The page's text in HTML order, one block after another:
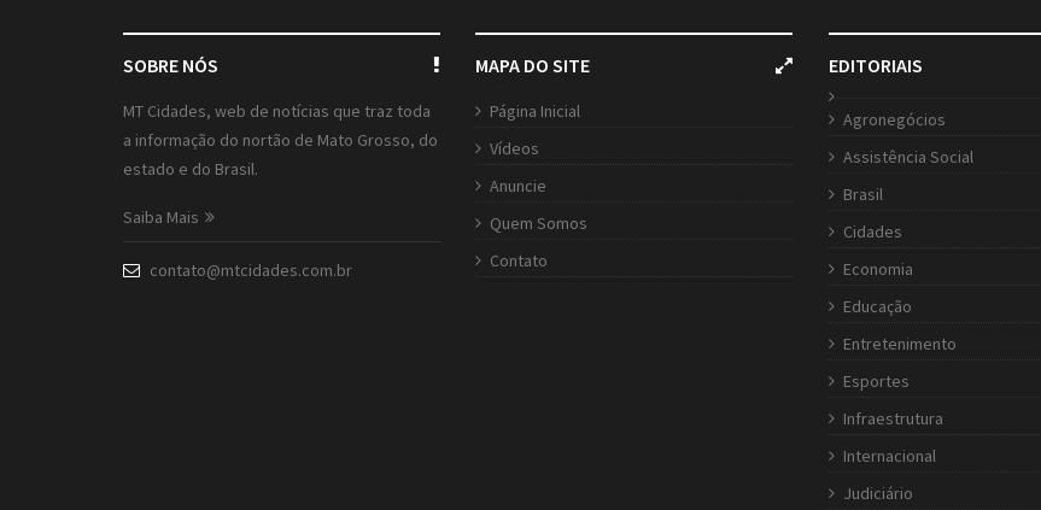
SOBRE NÓS
MT Cidades, web de notícias que traz toda
a informação do nortão de Mato Grosso, do
estado e do Brasil.
Saiba Mais
contato@mtcidades.com.br
MAPA DO SITE
Página Inicial
Vídeos
Anuncie
Quem Somos
Contato
EDITORIAIS
Agronegócios
Assistência Social
Brasil
Cidades
Economia
Educação
Entretenimento
Esportes
Infraestrutura
Internacional
Judiciário